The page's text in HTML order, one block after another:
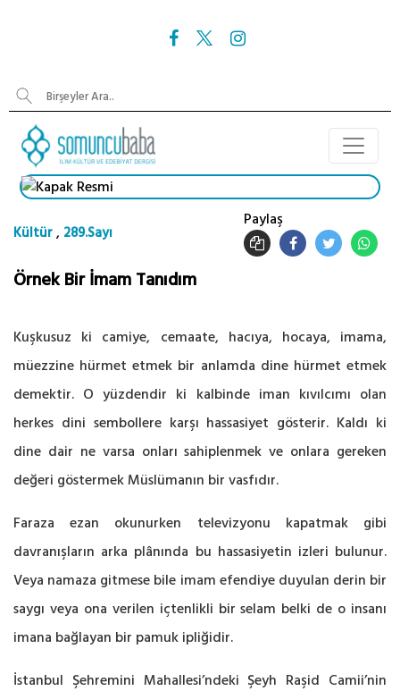
Kültür, 289.Sayı
Paylaş
Örnek Bir İmam Tanıdım
Kuşkusuz ki camiye, cemaate, hacıya, hocaya, imama,
müezzine hürmet etmek bir anlamda dine hürmet etmek
demektir. O yüzdendir ki kalbinde iman kıvılcımı olan
herkes dini sembollere karşı hassasiyet gösterir. Kaldı ki
dine dair ne varsa onları sahiplenmek ve onlara gereken
değeri göstermek Müslümanın bir vasfıdır.
Faraza ezan okunurken televizyonu kapatmak gibi
davranışların arka plânında bu hassasiyetin izleri bulunur.
Veya namaza gitmese bile imam efendiye duyulan derin bir
saygı veya ona verilen içtenlikli bir selam belki de o insanı
imana bağlayan bir pamuk ipliğidir.
İstanbul Şehremini Mahallesi’ndeki Şeyh Raşid Camii’nin